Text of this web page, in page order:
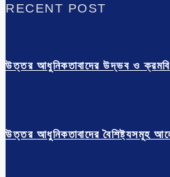
RECENT POST
উত্তর আধুনিকতাবাদের উদ্ভব ও
উত্তর আধুনিকতাবাদের বৈশিষ্ট্যসমূহ